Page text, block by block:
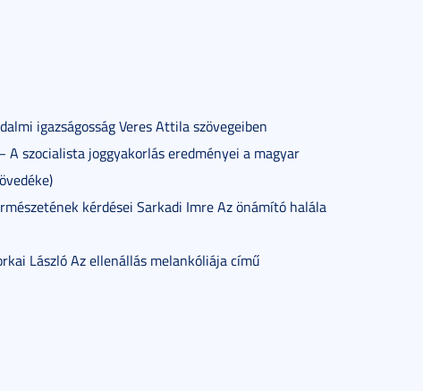
igazságosság Veres Attila szövegeiben
A szocialista joggyakorlás eredményei a magyar
kérdései Sarkadi Imre Az önámító halála
László Az ellenállás melankóliája című